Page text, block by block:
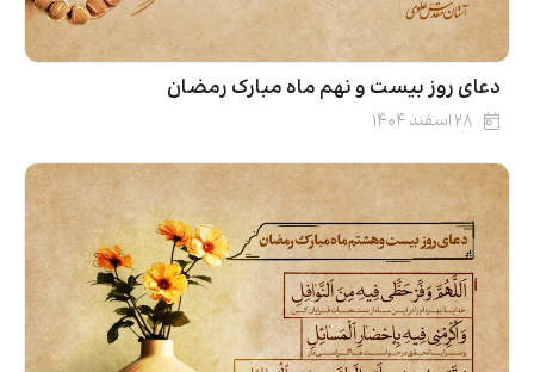
دعای روز بیست‌ و نهم ماه مبارک رمضان
۲۸ اسفند ۱۴۰۴